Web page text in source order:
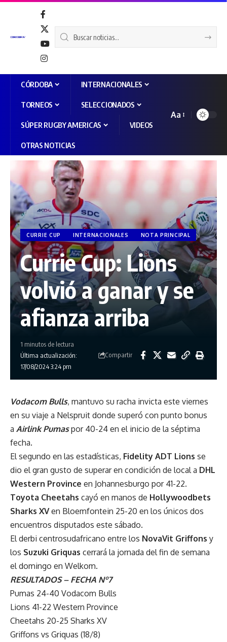
CÓRDOBA INTERNACIONALES
TORNEOS SELECCIONADOS
SÚPER RUGBY AMERICAS VIDEOS
OTRAS NOTICIAS
Aa
CURRIE CUP INTERNACIONALES NOTA PRINCIPAL
Currie Cup: Lions
volvió a ganar y se
afianza arriba
Última actualización:
17/08/2024 3:24 pm
1 minutos de lectura
Compartir
Vodacom Bulls, mantuvo su racha invicta este viernes
en su viaje a Nelspruit donde superó con punto bonus
a Airlink Pumaspor 40-24 en el inicio de la séptima
fecha.
El segundo en las estadísticas, Fidelity ADT Lions se
dio el gran gusto de superar en condición de local a DHL
Western Province en Johannesburgo por 41-22.
Toyota Cheetahs cayó en manos de Hollywoodbets
Sharks XVen Bloemfontein 25-20 en los únicos dos
encuentros disputados este sábado.
El derbi centrosudafricano entre los NovaVit Griffons y
los Suzuki Griquas cerrará la jornada del fin de semana
el domingo en Welkom.
RESULTADOS – FECHA Nº7
Pumas 24-40 Vodacom Bulls
Lions 41-22 Western Province
Cheetahs 20-25 Sharks XV
Griffons vs Griquas (18/8)